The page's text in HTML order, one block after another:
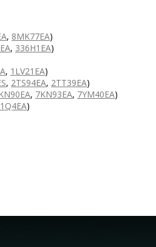
, 8MK77EA)
, 336H1EA)
, 1LV21EA)
, 2TS94EA, 2TT39EA)
, 7KN93EA, 7YM40EA)
)